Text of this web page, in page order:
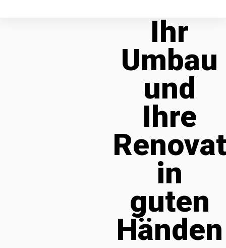
Ihr
Umbau
und
Ihre
in
guten
Händen